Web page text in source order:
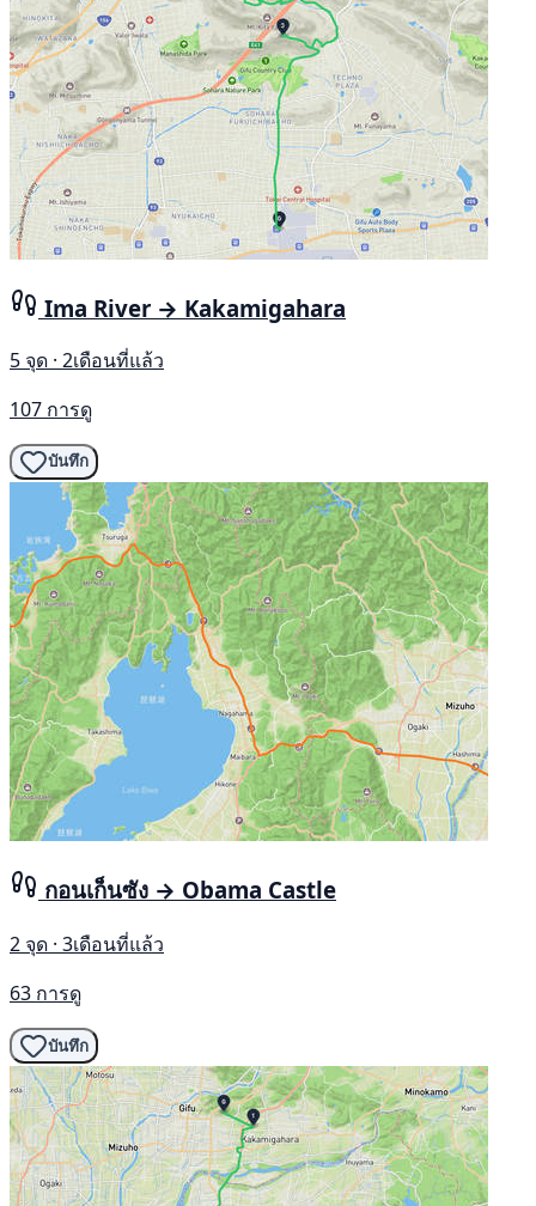
Ima River → Kakamigahara
5 จุด · 2เดือนที่แล้ว
107 การดู
บันทึก
กอนเก็นซัง → Obama Castle
2 จุด · 3เดือนที่แล้ว
63 การดู
บันทึก